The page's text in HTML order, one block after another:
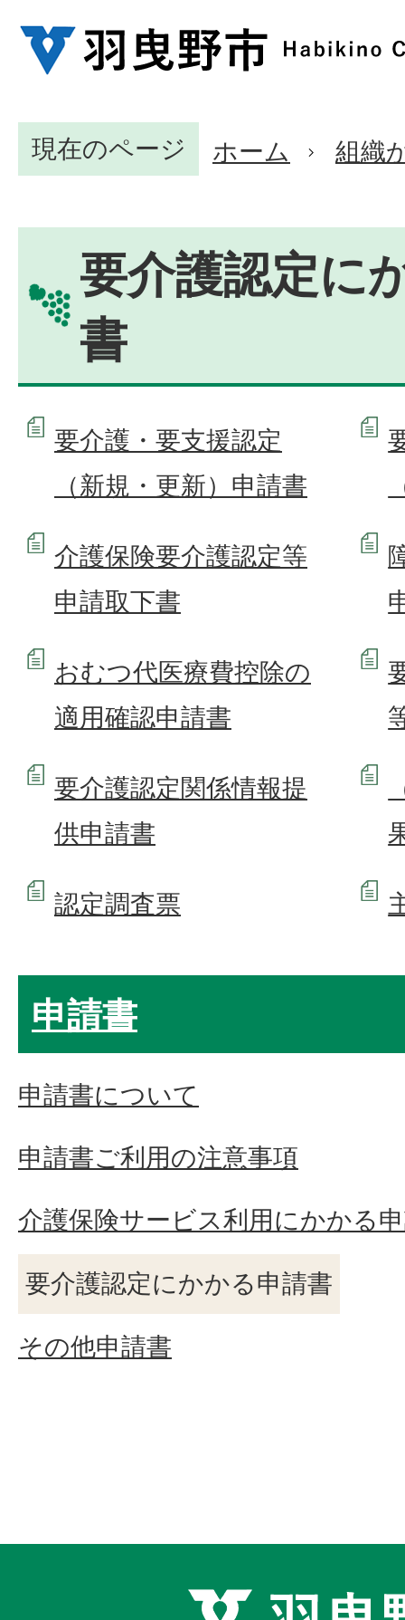
現在のページ ホーム 組織
要介護認定に
書
要介護・要支援認定
（新規・更新）申請書
介護保険要介護認定等
申請取下書
おむつ代医療費控除の
適用確認申請書
要介護認定関係情報提
供申請書
認定調査票
申請書
申請書について
申請書ご利用の注意事項
介護保険サービス利用にかかる
要介護認定にかかる申請書
その他申請書